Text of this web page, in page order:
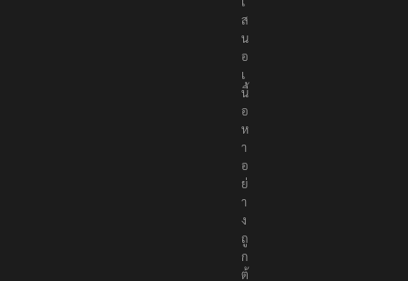
ส
น
อ
เ
นื้
อ
ห
า
อ
ย่
า
ง
ถู
ก
ต้